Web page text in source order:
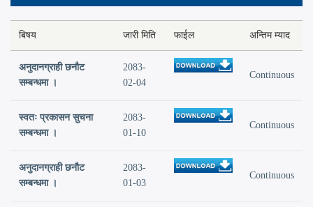
बिषय जारी मिति फाईल अन्तिम म्याद
अनुदानग्राही छनौट
सम्बन्धमा ।
2083-
02-04
Continuous
स्वतः प्रकासन सुचना
सम्बन्धमा ।
2083-
01-10
Continuous
अनुदानग्राही छनौट
सम्बन्धमा ।
2083-
01-03
Continuous